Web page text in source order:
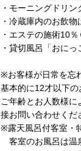
・モーニングドリン
・冷蔵庫内のお飲物
・エステの施術10％
・貸切風呂「おに
※お客様が日常を忘
基本的に12才以下
ご年齢とお人数様
接お問い合わせくだ
※露天風呂付客室・
客室のお風呂は温